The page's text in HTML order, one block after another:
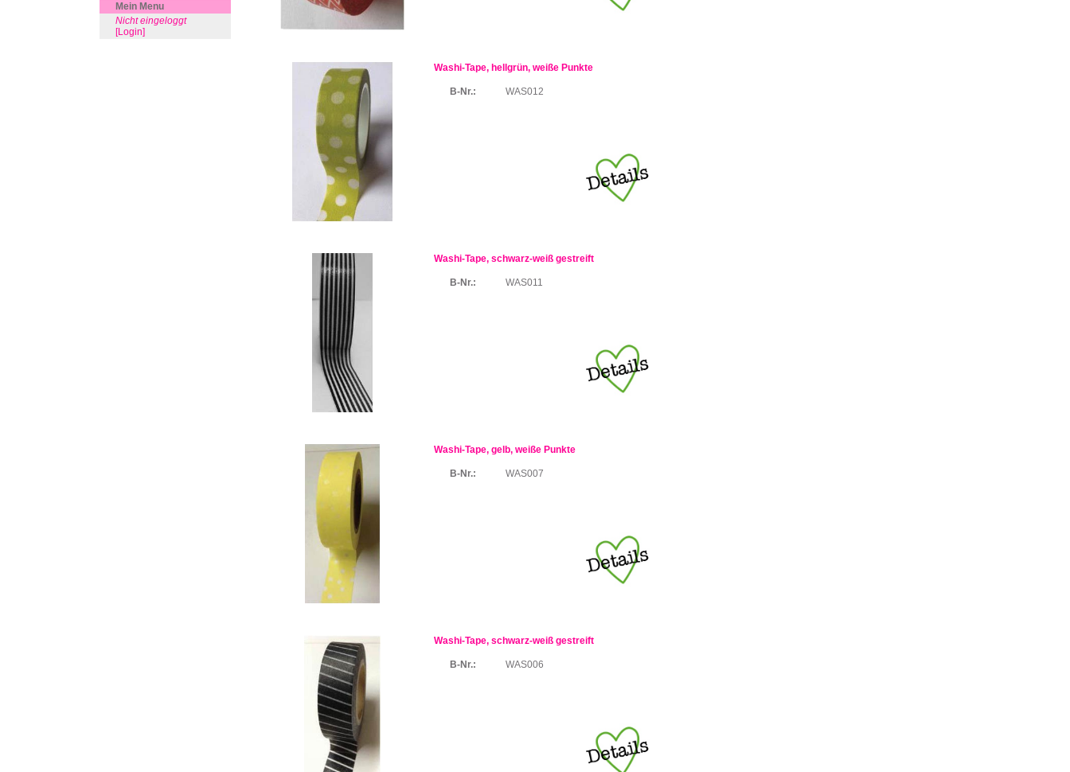
Washi-Tape, hellgrün, weiße Punkte
B-Nr.: WAS012
Washi-Tape, schwarz-weiß gestreift
B-Nr.: WAS011
Washi-Tape, gelb, weiße Punkte
B-Nr.: WAS007
Washi-Tape, schwarz-weiß gestreift
B-Nr.: WAS006
Mein Menu
Nicht eingeloggt
[Login]